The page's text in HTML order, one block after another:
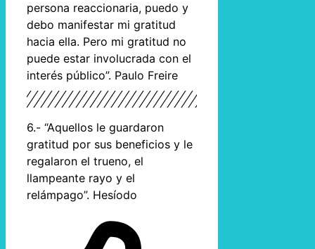
persona reaccionaria, puedo y
debo manifestar mi gratitud
hacia ella. Pero mi gratitud no
puede estar involucrada con el
interés público”. Paulo Freire
6.- “Aquellos le guardaron
gratitud por sus beneficios y le
regalaron el trueno, el
llampeante rayo y el
relámpago”. Hesíodo